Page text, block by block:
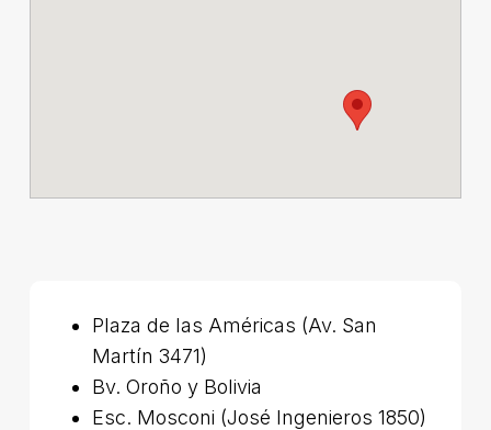
Plaza de las Américas (Av. San
Martín 3471)
Bv. Oroño y Bolivia
Esc. Mosconi (José Ingenieros 1850)